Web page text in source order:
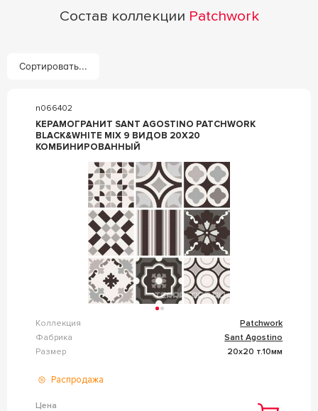
Состав коллекции Patchwork
Сортировать...
n066402
КЕРАМОГРАНИТ SANT AGOSTINO PATCHWORK
BLACK&WHITE MIX 9 ВИДОВ 20X20
КОМБИНИРОВАННЫЙ
Коллекция
Patchwork
Фабрика
Sant Agostino
Размер
20x20 т.10мм
Распродажа
Цена